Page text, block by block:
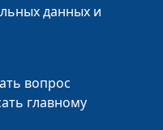
Кириченко,
Кириченко,
данных и
вопрос
главному